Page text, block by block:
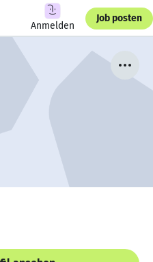
Anmelden
Job posten